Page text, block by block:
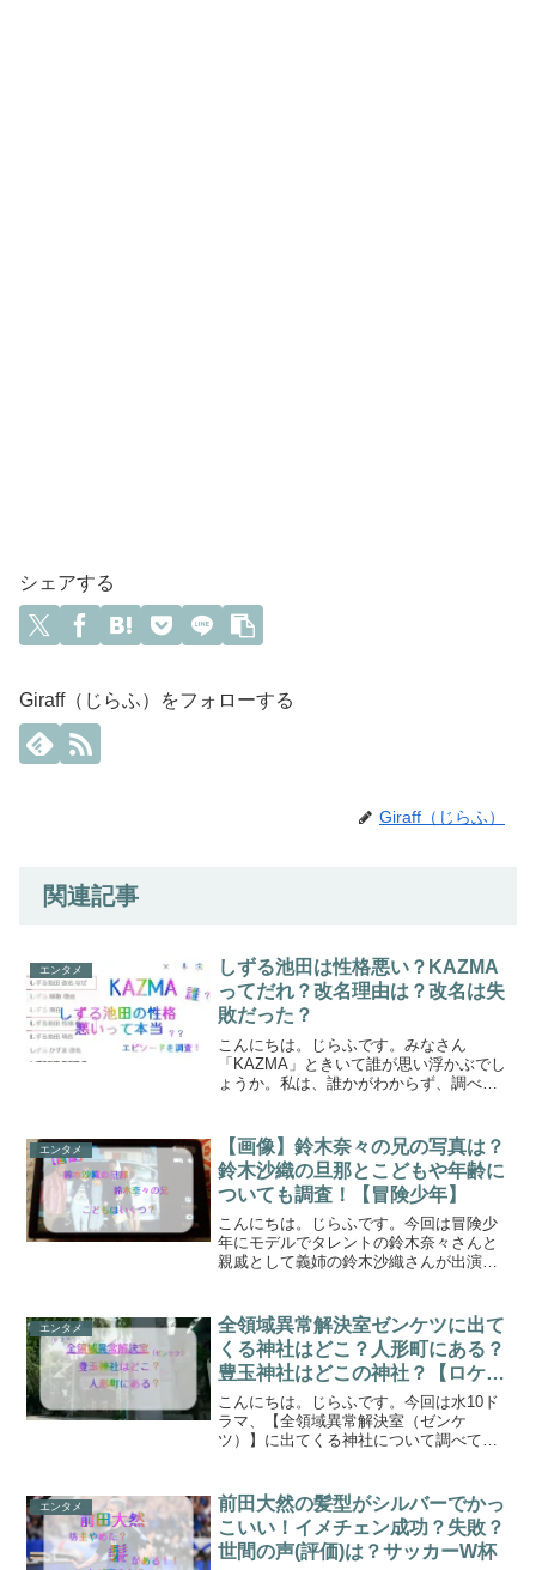
シェアする
Giraff（じらふ）をフォローする
Giraff（じらふ）
関連記事
エンタメ
しずる池田は性格悪い？KAZMA
ってだれ？改名理由は？改名は失
敗だった？
こんにちは。じらふです。みなさん
「KAZMA」ときいて誰が思い浮かぶでし
ょうか。私は、誰かがわからず、調べて
し調べていると「しずる 池田 改名 な
ぜ」や「しずる 池...
エンタメ
【画像】鈴木奈々の兄の写真は？
鈴木沙織の旦那とこどもや年齢に
ついても調査！【冒険少年】
こんにちは。じらふです。今回は冒険少
年にモデルでタレントの鈴木奈々さんと
親戚として義姉の鈴木沙織さんが出演さ
親戚よ！？っとおもったら、鈴木奈々さ
んのお兄さんの奥様らしい...
エンタメ
全領域異常解決室ゼンケツに出て
くる神社はどこ？人形町にある？
豊玉神社はどこの神社？【ロケ
地】
こんにちは。じらふです。今回は水10ド
ラマ、【全領域異常解決室（ゼンケ
ツ）】に出てくる神社について調べてみ
神社神殿は「人形町にある豊玉神社（ほ
うぎょくじんじゃ）」と発言...
エンタメ
前田大然の髪型がシルバーでかっ
こいい！イメチェン成功？失敗？
世間の声(評価)は？サッカーW杯